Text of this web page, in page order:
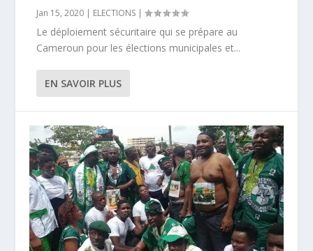
Jan 15, 2020 | ELECTIONS |
Le déploiement sécuritaire qui se prépare au
Cameroun pour les élections municipales et...
EN SAVOIR PLUS